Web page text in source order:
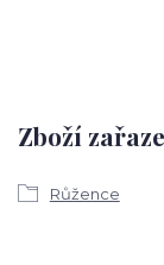
Zboží
Růžence